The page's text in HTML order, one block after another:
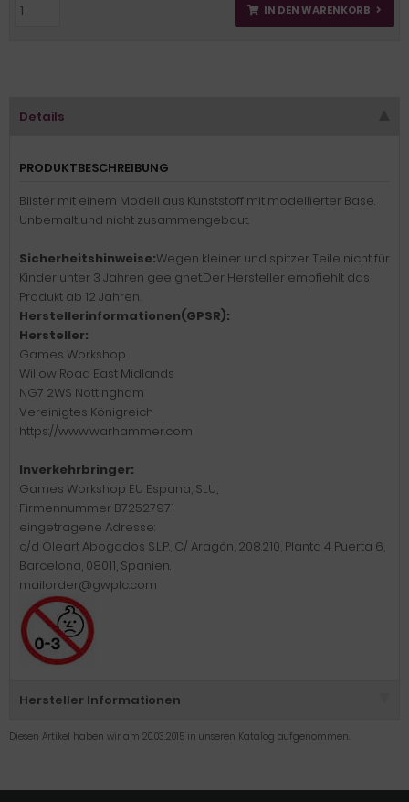
IN DEN WARENKORB
Details
PRODUKTBESCHREIBUNG
Blister mit einem Modell aus Kunststoff mit modellierter Base.
Unbemalt und nicht zusammengebaut.
Sicherheitshinweise:Wegen kleiner und spitzer Teile nicht für
Kinder unter 3 Jahren geeignet.Der Hersteller empfiehlt das
Produkt ab 12 Jahren.
Herstellerinformationen(GPSR):
Hersteller:
Games Workshop
Willow Road East Midlands
NG7 2WS Nottingham
Vereinigtes Königreich
https://www.warhammer.com
Inverkehrbringer:
Games Workshop EU Espana, SLU,
Firmennummer B72527971
eingetragene Adresse:
c/d Oleart Abogados S.L.P., C/ Aragón, 208.210, Planta 4 Puerta 6,
Barcelona, 08011, Spanien.
mailorder@gwplc.com
Hersteller Informationen
Diesen Artikel haben wir am 20.03.2015 in unseren Katalog aufgenommen.